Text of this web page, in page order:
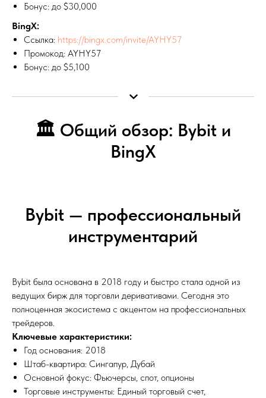
Бонус: до $30,000
BingX:
Ссылка: https://bingx.com/invite/AYHY57
Промокод: AYHY57
Бонус: до $5,100
🏛️ Общий обзор: Bybit и
BingX
Bybit — профессиональный
инструментарий
Bybit была основана в 2018 году и быстро стала одной из
ведущих бирж для торговли деривативами. Сегодня это
полноценная экосистема с акцентом на профессиональных
трейдеров.
Ключевые характеристики:
Год основания: 2018
Штаб-квартира: Сингапур, Дубай
Основной фокус: Фьючерсы, спот, опционы
Торговые инструменты: Единый торговый счет,